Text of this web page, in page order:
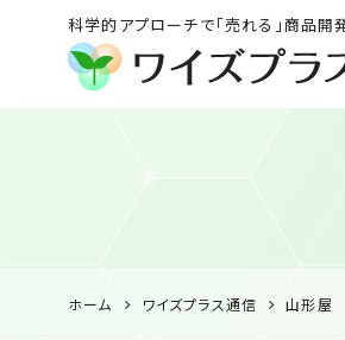
科学的アプローチで「売れる」商品開
HACCP衛生管
品表示の専門コ
ホーム ワイズプラス通信 山形屋